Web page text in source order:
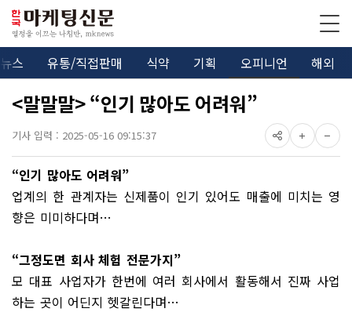
뉴스 유통/직접판매 식약 기획 오피니언 해외
<말말말> “인기 많아도 어려워”
기사 입력 : 2025-05-16 09:15:37
“인기 많아도 어려워”
업계의 한 관계자는 신제품이 인기 있어도 매출에 미치는 영
향은 미미하다며…
“그정도면 회사 체험 전문가지”
모 대표 사업자가 한번에 여러 회사에서 활동해서 진짜 사업
하는 곳이 어딘지 헷갈린다며…